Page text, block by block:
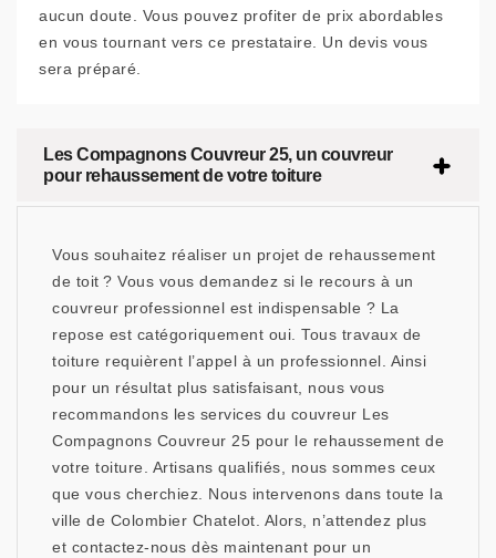
aucun doute. Vous pouvez profiter de prix abordables
en vous tournant vers ce prestataire. Un devis vous
sera préparé.
Les Compagnons Couvreur 25, un couvreur
pour rehaussement de votre toiture
Vous souhaitez réaliser un projet de rehaussement
de toit ? Vous vous demandez si le recours à un
couvreur professionnel est indispensable ? La
repose est catégoriquement oui. Tous travaux de
toiture requièrent l’appel à un professionnel. Ainsi
pour un résultat plus satisfaisant, nous vous
recommandons les services du couvreur Les
Compagnons Couvreur 25 pour le rehaussement de
votre toiture. Artisans qualifiés, nous sommes ceux
que vous cherchiez. Nous intervenons dans toute la
ville de Colombier Chatelot. Alors, n’attendez plus
et contactez-nous dès maintenant pour un